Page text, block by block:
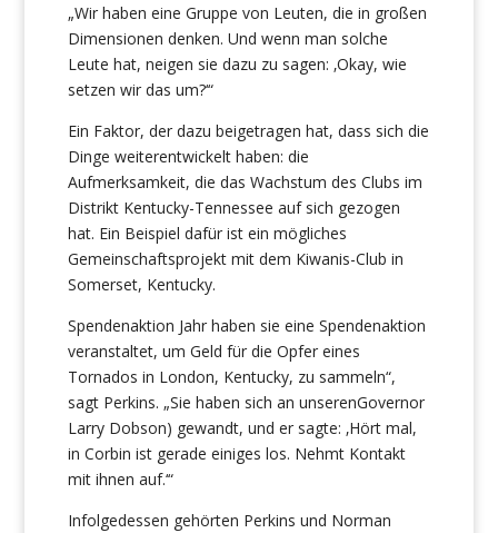
„Wir haben eine Gruppe von Leuten, die in großen
Dimensionen denken. Und wenn man solche
Leute hat, neigen sie dazu zu sagen: ‚Okay, wie
setzen wir das um?‘“
Ein Faktor, der dazu beigetragen hat, dass sich die
Dinge weiterentwickelt haben: die
Aufmerksamkeit, die das Wachstum des Clubs im
Distrikt Kentucky-Tennessee auf sich gezogen
hat. Ein Beispiel dafür ist ein mögliches
Gemeinschaftsprojekt mit dem Kiwanis-Club in
Somerset, Kentucky.
Spendenaktion Jahr haben sie eine Spendenaktion
veranstaltet, um Geld für die Opfer eines
Tornados in London, Kentucky, zu sammeln“,
sagt Perkins. „Sie haben sich an unserenGovernor
Larry Dobson) gewandt, und er sagte: ‚Hört mal,
in Corbin ist gerade einiges los. Nehmt Kontakt
mit ihnen auf.‘“
Infolgedessen gehörten Perkins und Norman